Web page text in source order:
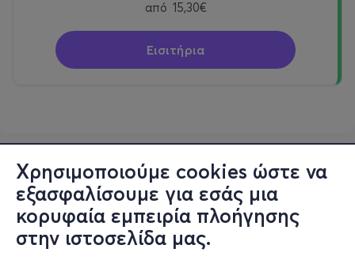
Χρησιμοποιούμε cookies ώστε να
εξασφαλίσουμε για εσάς μια
κορυφαία εμπειρία πλοήγησης
στην ιστοσελίδα μας.
από 15,30€
Εισιτήρια